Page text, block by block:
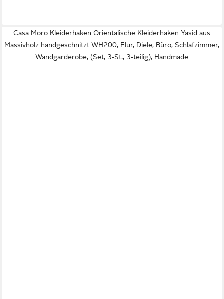
Casa Moro Kleiderhaken Orientalische Kleiderhaken Yasid aus
Massivholz handgeschnitzt WH200, Flur, Diele, Büro, Schlafzimmer,
Wandgarderobe, (Set, 3-St., 3-teilig), Handmade